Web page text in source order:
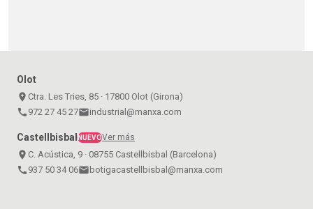
Olot
place Ctra. Les Tries, 85 · 17800 Olot (Girona)
call 972 27 45 27emailindustrial@manxa.com
CastellbisbalNUEVOVer más
place C. Acústica, 9 · 08755 Castellbisbal (Barcelona)
call 937 50 34 06emailbotigacastellbisbal@manxa.com